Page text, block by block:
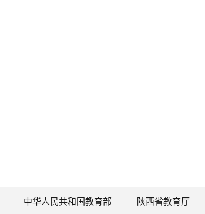
中华人民共和国教育部 陕西省教育厅